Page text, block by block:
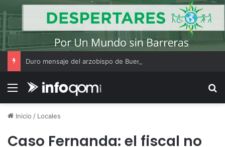
Menú
Inicio / Locales
Caso Fernanda: el fiscal no